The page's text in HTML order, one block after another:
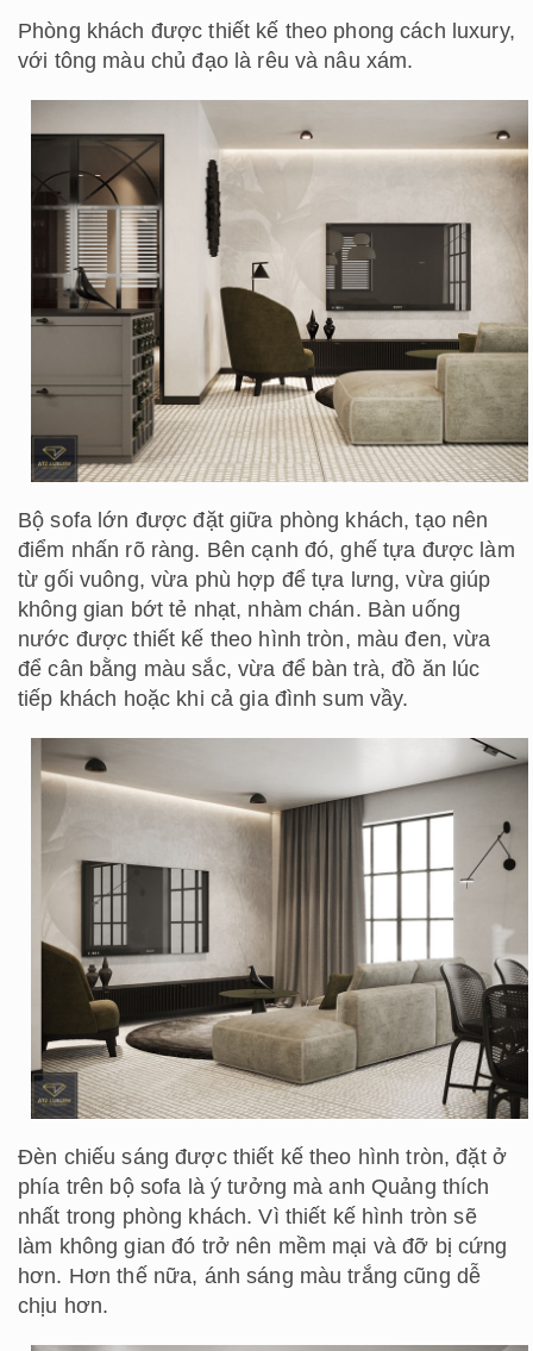
Phòng khách được thiết kế theo phong cách luxury,
với tông màu chủ đạo là rêu và nâu xám.
Bộ sofa lớn được đặt giữa phòng khách, tạo nên
điểm nhấn rõ ràng. Bên cạnh đó, ghế tựa được làm
từ gối vuông, vừa phù hợp để tựa lưng, vừa giúp
không gian bớt tẻ nhạt, nhàm chán. Bàn uống
nước được thiết kế theo hình tròn, màu đen, vừa
để cân bằng màu sắc, vừa để bàn trà, đồ ăn lúc
tiếp khách hoặc khi cả gia đình sum vầy.
Đèn chiếu sáng được thiết kế theo hình tròn, đặt ở
phía trên bộ sofa là ý tưởng mà anh Quảng thích
nhất trong phòng khách. Vì thiết kế hình tròn sẽ
làm không gian đó trở nên mềm mại và đỡ bị cứng
hơn. Hơn thế nữa, ánh sáng màu trắng cũng dễ
chịu hơn.